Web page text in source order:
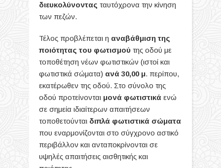
διευκολύνοντας ταυτόχρονα την κίνηση
των πεζών.
Τέλος προβλέπεται η αναβάθμιση της
ποιότητας του φωτισμού της οδού με
τοποθέτηση νέων φωτιστικών (ιστοί και
φωτιστικά σώματα) ανά 30,00 μ. περίπου,
εκατέρωθεν της οδού. Στο σύνολο της
οδού προτείνονται μονά φωτιστικά ενώ
σε σημεία ιδιαίτερων απαιτήσεων
τοποθετούνται διπλά φωτιστικά σώματα
που εναρμονίζονται στο σύγχρονο αστικό
περιβάλλον και ανταποκρίνονται σε
υψηλές απαιτήσεις αισθητικής και